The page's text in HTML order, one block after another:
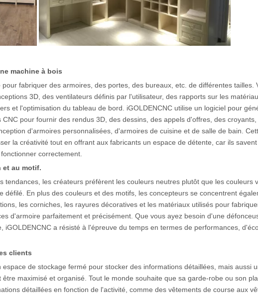
machine à bois
fabriquer des armoires, des portes, des bureaux, etc. de différentes tailles.
3D, des ventilateurs définis par l'utilisateur, des rapports sur les
et l'optimisation du tableau de bord. iGOLDENCNC utilise un logiciel pour
pour fournir des rendus 3D, des dessins, des appels d'offres, des
d'armoires personnalisées, d'armoires de cuisine et de salle de bain.
la créativité tout en offrant aux fabricants un espace de détente, car ils
correctement.
et au motif.
tendances, les créateurs préfèrent les couleurs neutres plutôt que les couleurs
défilé. En plus des couleurs et des motifs, les concepteurs se concentrent
les corniches, les rayures décoratives et les matériaux utilisés pour
d'armoire parfaitement et précisément. Que vous ayez besoin d'une
iGOLDENCNC a résisté à l'épreuve du temps en termes de performances,
clients
de stockage fermé pour stocker des informations détaillées, mais aussi
maximisé et organisé. Tout le monde souhaite que sa garde-robe ou son
détaillées en fonction de l'activité, comme des vêtements de course aux